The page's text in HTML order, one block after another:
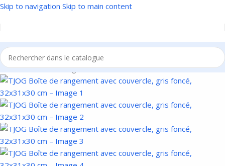
Skip to navigation Skip to main content
Accueil/Meubles/Rangement